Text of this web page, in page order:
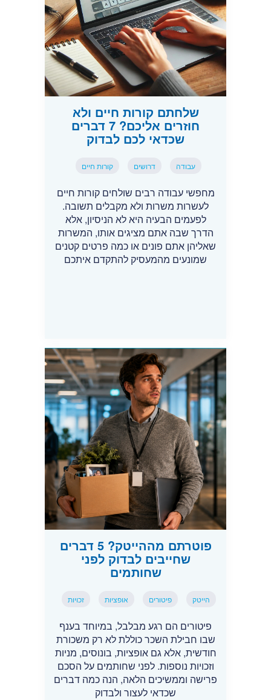
שלחתם קורות חיים ולא
חוזרים אליכם? 7 דברים
שכדאי לכם לבדוק
עבודה דרושים קורות חיים
מחפשי עבודה רבים שולחים קורות חיים
לעשרות משרות ולא מקבלים תשובה.
לפעמים הבעיה היא לא הניסיון, אלא
הדרך שבה אתם מציגים אותו, המשרות
שאליהן אתם פונים או כמה פרטים קטנים
שמונעים מהמעסיק להתקדם איתכם
פוטרתם מההייטק? 5 דברים
שחייבים לבדוק לפני
שחותמים
הייטק פיטורים אופציות זכויות
פיטורים הם רגע מבלבל, במיוחד בענף
שבו חבילת השכר כוללת לא רק משכורת
חודשית, אלא גם אופציות, בונוסים, מניות
וזכויות נוספות. לפני שחותמים על הסכם
פרישה וממשיכים הלאה, הנה כמה דברים
שכדאי לעצור ולבדוק